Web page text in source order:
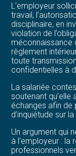
L’employeur
travail,
disciplinaire, en
violation de
méconnaissance
règlement
toute
confidentielles à
La salariée
soutenant
échanges afin de
d’inquiétude sur
Un argument qui
à l’employeur :
professionnels